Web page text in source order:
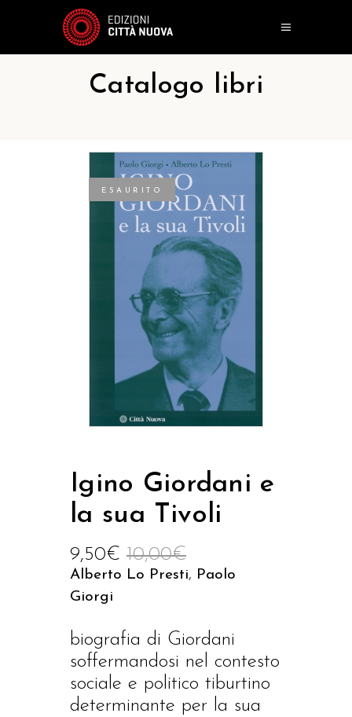
Catalogo libri
ESAURITO
Igino Giordani e
la sua Tivoli
10,00€
9,50€
Alberto Lo Presti, Paolo
Giorgi
biografia di Giordani
soffermandosi nel contesto
sociale e politico tiburtino
determinante per la sua